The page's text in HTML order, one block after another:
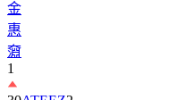
金
惠
奫
1